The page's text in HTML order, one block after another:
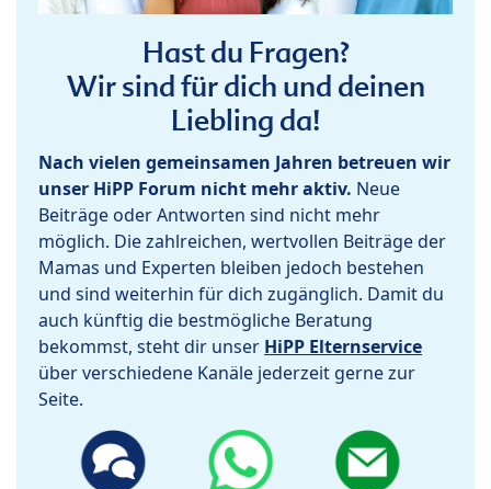
Hast du Fragen?
Wir sind für dich und deinen
Liebling da!
Nach vielen gemeinsamen Jahren betreuen wir
unser HiPP Forum nicht mehr aktiv. Neue
Beiträge oder Antworten sind nicht mehr
möglich. Die zahlreichen, wertvollen Beiträge der
Mamas und Experten bleiben jedoch bestehen
und sind weiterhin für dich zugänglich. Damit du
auch künftig die bestmögliche Beratung
bekommst, steht dir unser HiPP Elternservice
über verschiedene Kanäle jederzeit gerne zur
Seite.